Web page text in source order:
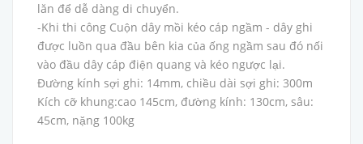
lăn để dễ dàng di chuyển.
-Khi thi công Cuộn dây mồi kéo cáp ngầm - dây ghi
được luồn qua đầu bên kia của ống ngầm sau đó nối
vào đầu dây cáp điện quang và kéo ngược lại.
Đường kính sợi ghi: 14mm, chiều dài sợi ghi: 300m
Kích cỡ khung:cao 145cm, đường kính: 130cm, sâu:
45cm, nặng 100kg